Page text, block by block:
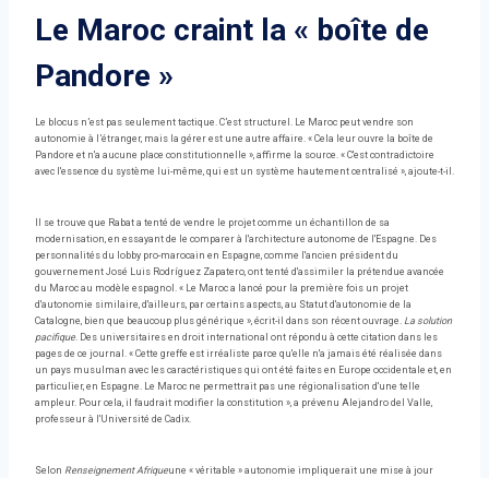
Le Maroc craint la « boîte de
Pandore »
Le blocus n’est pas seulement tactique. C’est structurel. Le Maroc peut vendre son
autonomie à l’étranger, mais la gérer est une autre affaire. « Cela leur ouvre la boîte de
Pandore et n'a aucune place constitutionnelle », affirme la source. « C'est contradictoire
avec l'essence du système lui-même, qui est un système hautement centralisé », ajoute-t-il.
Il se trouve que Rabat a tenté de vendre le projet comme un échantillon de sa
modernisation, en essayant de le comparer à l'architecture autonome de l'Espagne. Des
personnalités du lobby pro-marocain en Espagne, comme l'ancien président du
gouvernement José Luis Rodríguez Zapatero, ont tenté d'assimiler la prétendue avancée
du Maroc au modèle espagnol. « Le Maroc a lancé pour la première fois un projet
d'autonomie similaire, d'ailleurs, par certains aspects, au Statut d'autonomie de la
Catalogne, bien que beaucoup plus générique », écrit-il dans son récent ouvrage. La solution
pacifique . Des universitaires en droit international ont répondu à cette citation dans les
pages de ce journal. « Cette greffe est irréaliste parce qu'elle n'a jamais été réalisée dans
un pays musulman avec les caractéristiques qui ont été faites en Europe occidentale et, en
particulier, en Espagne. Le Maroc ne permettrait pas une régionalisation d'une telle
ampleur. Pour cela, il faudrait modifier la constitution », a prévenu Alejandro del Valle,
professeur à l'Université de Cadix.
Selon Renseignement Afriqueune « véritable » autonomie impliquerait une mise à jour